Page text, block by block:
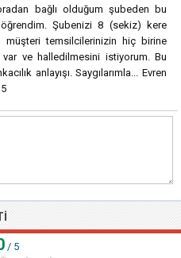
bağlı olduğum şubeden bu
Şubenizi 8 (sekiz) kere
müşteri temsilcilerinizin hiç birine
var ve halledilmesini istiyorum. Bu
anlayışı. Saygılarımla... Evren
/ 5